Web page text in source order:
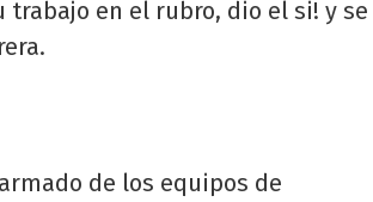
trabajo en el rubro, dio el si! y se
de los equipos de